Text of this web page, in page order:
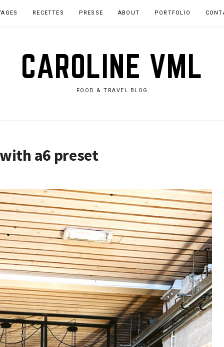
RECETTES PRESSE ABOUT PORTFOLIO
CAROLINE VML
FOOD & TRAVEL BLOG
a6 preset